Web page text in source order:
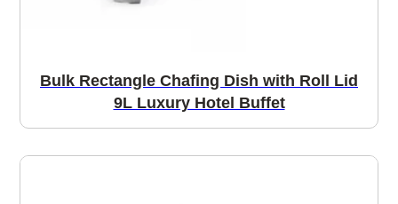
Bulk Rectangle Chafing Dish with Roll Lid
9L Luxury Hotel Buffet